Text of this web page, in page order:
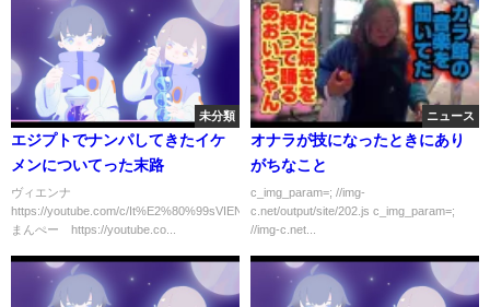
未分類
エジプトでナンパしてきたイケ
メンについてった末路
ヴィエンナ
https://youtube.com/c/It%E2%80%99sVIENNA
まんぺー https://youtube.co...
ニュース
オナラが技になったときにあり
がちなこと
c_img_param=; //img-
c.net/output/site/202.js c_img_param=;
//img-c.net...